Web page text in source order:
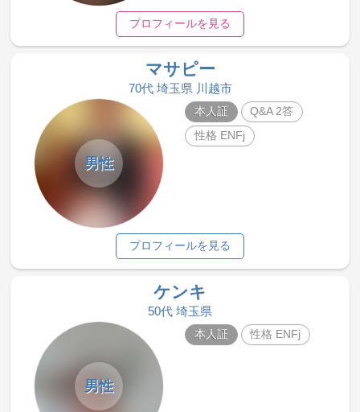
プロフィールを見る
マサピー
70代 埼玉県 川越市
男性
本人証
Q&A 2答
性格 ENFj
プロフィールを見る
ケンキ
50代 埼玉県
男性
本人証 性格 ENFj